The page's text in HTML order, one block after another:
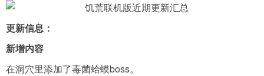
更新信息：
新增内容
在洞穴里添加了毒菌蛤蟆boss。